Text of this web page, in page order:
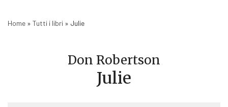
Home » Tutti i libri » Julie
Don Robertson
Julie